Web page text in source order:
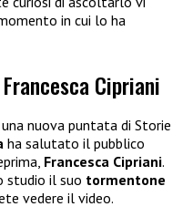
in cui lo ha
Cipriani
nuova puntata di Storie
ha salutato il pubblico
Francesca Cipriani.
studio il suo tormentone
vedere il video.